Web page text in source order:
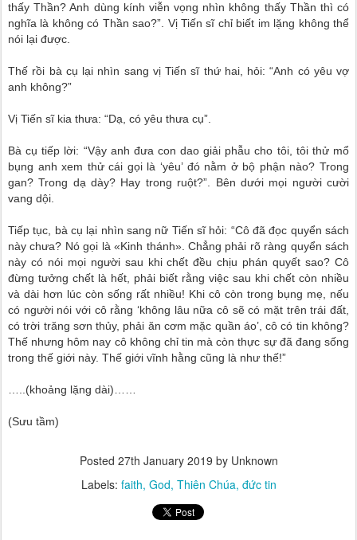
thấy Thần? Anh dùng kính viễn vọng nhìn không thấy Thần thì có
nghĩa là không có Thần sao?”. Vị Tiến sĩ chỉ biết im lặng không thể
nói lại được.
Thế rồi bà cụ lại nhìn sang vị Tiến sĩ thứ hai, hỏi: “Anh có yêu vợ
anh không?”
Vị Tiến sĩ kia thưa: “Dạ, có yêu thưa cụ”.
Bà cụ tiếp lời: “Vậy anh đưa con dao giải phẫu cho tôi, tôi thử mổ
bụng anh xem thử cái gọi là ‘yêu’ đó nằm ở bộ phận nào? Trong
gan? Trong dạ dày? Hay trong ruột?”. Bên dưới mọi người cười
vang dội.
Tiếp tục, bà cụ lại nhìn sang nữ Tiến sĩ hỏi: “Cô đã đọc quyển sách
này chưa? Nó gọi là «Kinh thánh». Chẳng phải rõ ràng quyển sách
này có nói mọi người sau khi chết đều chịu phán quyết sao? Cô
đừng tưởng chết là hết, phải biết rằng việc sau khi chết còn nhiều
và dài hơn lúc còn sống rất nhiều! Khi cô còn trong bụng mẹ, nếu
có người nói với cô rằng ‘không lâu nữa cô sẽ có mặt trên trái đất,
có trời trăng sơn thủy, phải ăn cơm mặc quần áo’, cô có tin không?
Thế nhưng hôm nay cô không chỉ tin mà còn thực sự đã đang sống
trong thế giới này. Thế giới vĩnh hằng cũng là như thế!”
…..(khoảng lặng dài)……
(Sưu tầm)
Posted 27th January 2019 by Unknown
Labels: faith God Thiên Chúa đức tin